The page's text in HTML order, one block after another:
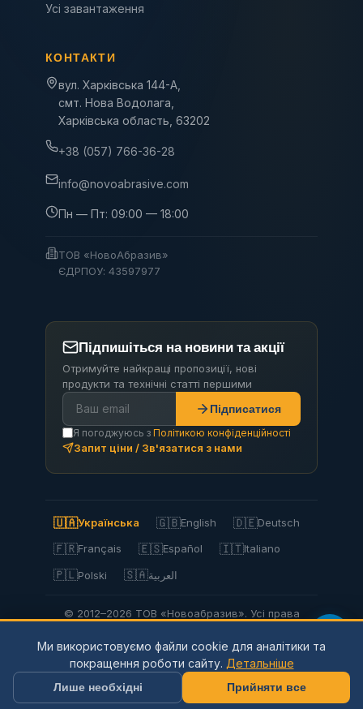
Усі завантаження
КОНТАКТИ
вул. Харківська 144-А,
смт. Нова Водолага,
Харківська область, 63202
+38 (057) 766-36-28
info@novoabrasive.com
Пн — Пт: 09:00 — 18:00
ТОВ «НовоАбразив»
ЄДРПОУ: 43597977
Підпишіться на новини та акції
Отримуйте найкращі пропозиції, нові
продукти та технічні статті першими
Підписатися
Я погоджуюсь з Політикою конфіденційності
Запит ціни / Зв'язатися з нами
🇺🇦Українська 🇬🇧English 🇩🇪Deutsch
🇫🇷Français 🇪🇸Español 🇮🇹Italiano
🇵🇱Polski 🇸🇦العربية
© 2012–2026 ТОВ «Новоабразив». Усі права
Privacy PolicyПолітика конфіденційності
Використання файлів cookieУмови використання
Доставка та оплата
Повернення Мапа сайту
Ми використовуємо файли cookie для аналітики та
покращення роботи сайту. Детальніше
Лише необхідні Прийняти все